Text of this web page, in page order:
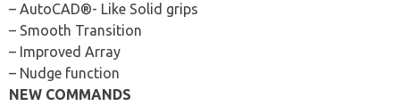
– AutoCAD®- Like Solid grips
– Smooth Transition
– Improved Array
– Nudge function
NEW COMMANDS